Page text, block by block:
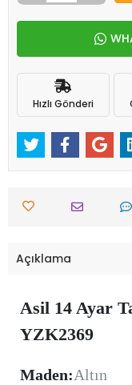
Hızlı Gönderi
Açıklama
Asil 14 Ayar
YZK2369
Maden:Altın